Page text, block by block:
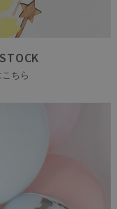
ちら